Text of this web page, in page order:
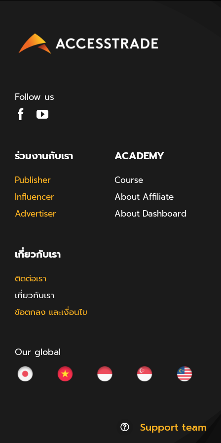
Follow us
ร่วมงานกับเรา
Publisher
Influencer
Advertiser
ACADEMY
Course
About Affiliate
About Dashboard
เกี่ยวกับเรา
ติดต่อเรา
เกี่ยวกับเรา
ข้อตกลง และเงื่อนไข
Our global
Support team